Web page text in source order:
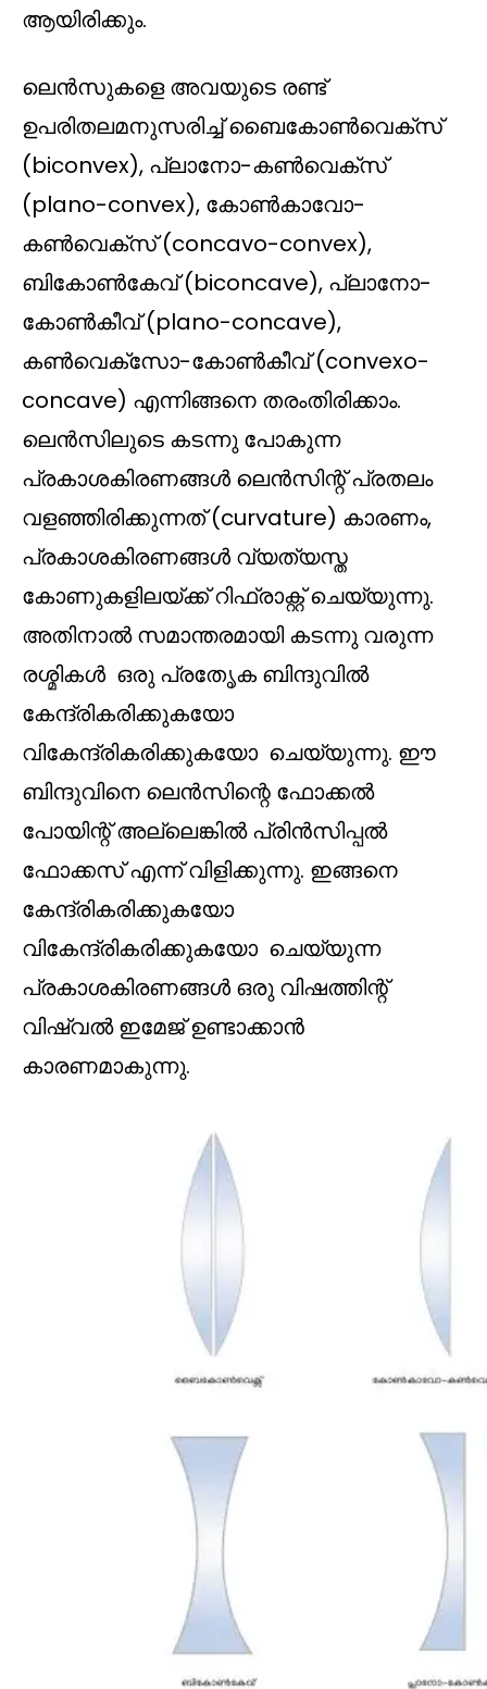
ആയിരിക്കും.
ലെൻസുകളെ അവയുടെ രണ്ട്
ഉപരിതലമനുസരിച്ച് ബൈകോൺവെക്സ്
(biconvex), പ്ലാനോ-കൺവെക്സ്
(plano-convex), കോൺകാവോ-
കൺവെക്സ് (concavo-convex),
ബികോൺകേവ് (biconcave), പ്ലാനോ-
കോൺകീവ് (plano-concave),
കൺവെക്സോ-കോൺകീവ് (convexo-
concave) എന്നിങ്ങനെ തരംതിരിക്കാം.
ലെൻസിലുടെ കടന്നു പോകുന്ന
പ്രകാശകിരണങ്ങള്‍ ലെൻസിന്റ് പ്രതലം
വളഞ്ഞിരിക്കുന്നത് (curvature) കാരണം,
പ്രകാശകിരണങ്ങൾ വ്യത്യസ്ത
കോണുകളിലയ്ക്ക് റിഫ്രാക്റ്റ് ചെയ്യുന്നു.
അതിനാൽ സമാന്തരമായി കടന്നു വരുന്ന
രശ്മികള്‍ ഒരു പ്രതേൃക ബിന്ദുവിൽ
കേന്ദ്രികരിക്കുകയോ
വികേന്ദ്രികരിക്കുകയോ ചെയ്യുന്നു. ഈ
ബിന്ദുവിനെ ലെൻസിന്റെ ഫോക്കൽ
പോയിന്റ് അല്ലെങ്കിൽ പ്രിൻസിപ്പൽ
ഫോക്കസ് എന്ന് വിളിക്കുന്നു. ഇങ്ങനെ
കേന്ദ്രികരിക്കുകയോ
വികേന്ദ്രികരിക്കുകയോ ചെയ്യുന്ന
പ്രകാശകിരണങ്ങൾ ഒരു വിഷത്തിന്റ്
വിഷ്വൽ ഇമേജ് ഉണ്ടാക്കാൻ
കാരണമാകുന്നു.